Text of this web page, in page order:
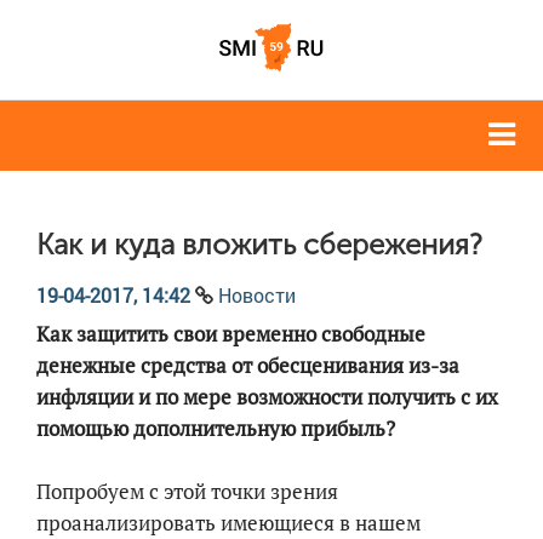
Как и куда вложить сбережения?
19-04-2017, 14:42 Новости
Как защитить свои временно свободные
денежные средства от обесценивания из-за
инфляции и по мере возможности получить с их
помощью дополнительную прибыль?
Попробуем с этой точки зрения
проанализировать имеющиеся в нашем